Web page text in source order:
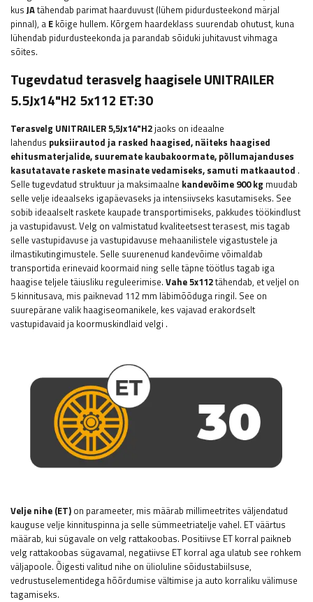
kus JAtähendab parimat haarduvust (lühem pidurdusteekond märjal
pinnal), a E kõige hullem. Kõrgem haardeklass suurendab ohutust, kuna
lühendab pidurdusteekonda ja parandab sõiduki juhitavust vihmaga
sõites.
Tugevdatud terasvelg haagisele UNITRAILER
5.5Jx14"H2 5x112 ET:30
Terasvelg UNITRAILER 5,5Jx14"H2jaoks on ideaalne
lahendus puksiirautod ja rasked haagised, näiteks haagised
ehitusmaterjalide, suuremate kaubakoormate, põllumajanduses
kasutatavate raskete masinate vedamiseks, samuti matkaautod .
Selle tugevdatud struktuurja maksimaalne kandevõime 900 kg muudab
selle velje ideaalseks igapäevaseks ja intensiivseks kasutamiseks. See
sobib ideaalselt raskete kaupade transportimiseks, pakkudes töökindlust
ja vastupidavust. Velg on valmistatud kvaliteetsest terasest, mis tagab
selle vastupidavuse ja vastupidavuse mehaanilistele vigastustele ja
ilmastikutingimustele. Selle suurenenud kandevõime võimaldab
transportida erinevaid koormaid ning selle täpne töötlus tagab iga
haagise teljele täiusliku reguleerimise. Vahe 5x112tähendab, et veljel on
5 kinnitusava, mis paiknevad 112 mm läbimõõduga ringil. See on
suurepärane valik haagiseomanikele, kes vajavad erakordselt
vastupidavaid ja koormuskindlaid velgi .
Velje nihe (ET) on parameeter, mis määrab millimeetrites väljendatud
kauguse velje kinnituspinna ja selle sümmeetriatelje vahel. ET väärtus
määrab, kui sügavale on velg rattakoobas. Positiivse ET korral paikneb
velg rattakoobas sügavamal, negatiivse ET korral aga ulatub see rohkem
väljapoole. Õigesti valitud nihe on ülioluline sõidustabiilsuse,
vedrustuselementidega hõõrdumise vältimise ja auto korraliku välimuse
tagamiseks.